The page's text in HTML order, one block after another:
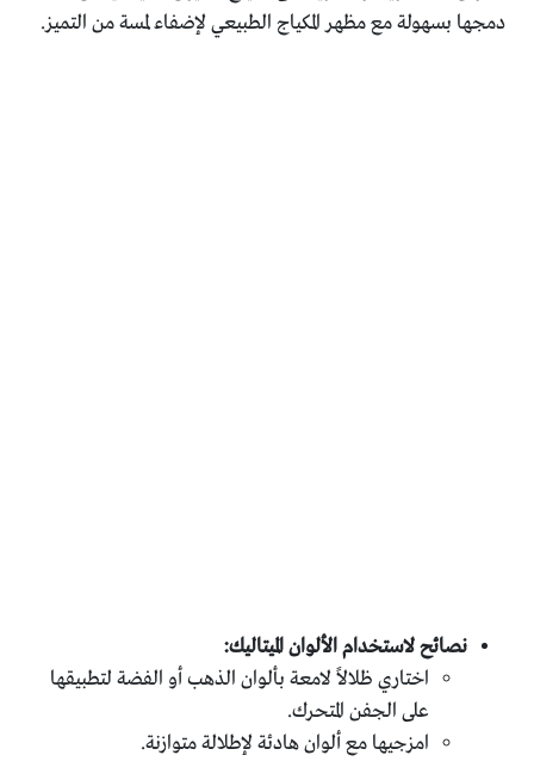
دمجها بسهولة مع مظهر المكياج الطبيعي لإضفاء لمسة من التميز.
نصائح لاستخدام الألوان الميتاليك:
اختاري ظلالاً لامعة بألوان الذهب أو الفضة لتطبيقها
على الجفن المتحرك.
امزجيها مع ألوان هادئة لإطلالة متوازنة.